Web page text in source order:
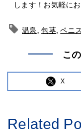
します！お気軽に
温泉 ,包茎,ペニ
こ
X
Related